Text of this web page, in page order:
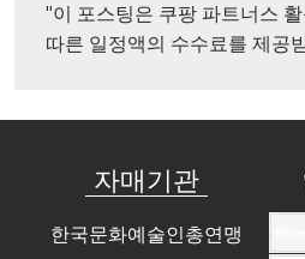
"이 포스팅은 쿠팡 파트너스
따른 일정액의 수수료를 제공
자매기관
한국문화예술인총연맹